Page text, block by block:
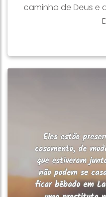
caminho de Deus e